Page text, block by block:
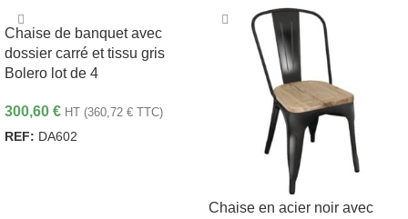
Chaise de banquet avec
dossier carré et tissu gris
Bolero lot de 4
300,60 € HT (360,72 € TTC)
REF: DA602
Chaise en acier noir avec